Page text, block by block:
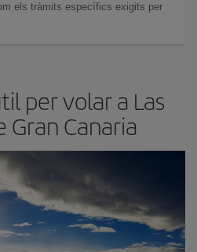
els tràmits específics exigits per
per volar a Las
Gran Canaria